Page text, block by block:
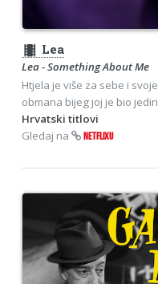
theaters Lea
Lea - Something About Me
Htjela je više za sebe i
obmana bijeg joj je bio
Hrvatski titlovi
Gledaj na
NETFLIXU